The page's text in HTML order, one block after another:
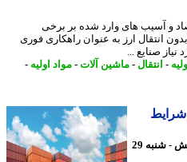
آسیب های وارد شده بر برخی
ارز به عنوان راهکاری فوری
صنایع ...
-انتقال-ماشین آلات -مواد اولیه -
4 ماه پیش - شنبه 29